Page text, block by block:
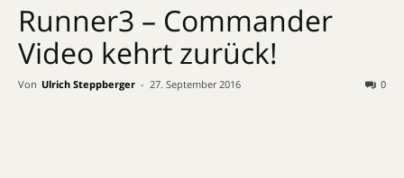
Runner3 – Commander
Video kehrt zurück!
Von Ulrich Steppberger - 27. September 2016 0